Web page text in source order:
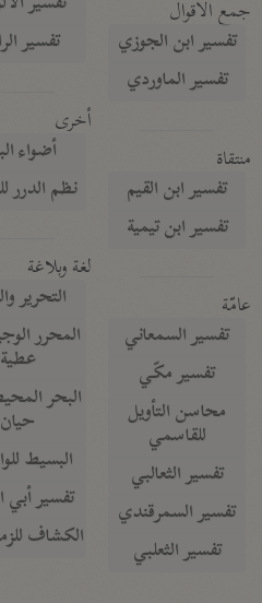
جمع الأقوال
تفسير ابن الجوزي
تفسير الماوردي
منتقاة
تفسير ابن القيم
تفسير ابن تيمية
عامّة
تفسير السمعاني
تفسير مكّي
محاسن التأويل
للقاسمي
تفسير الثعالبي
تفسير السمرقندي
تفسير الثعلبي
تفسير
أخرى
أضواء
نظم الدرر
لغة وبلاغة
التحرير
المحرر
عطية
البحر
حيان
البسيط
تفسير أبي
الكشاف